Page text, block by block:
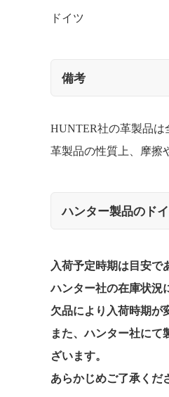
ドイツ
備考
HUNTER社の革製品は
革製品の性質上、摩擦
ハンター製品のド
入荷予定時期は目安で
ハンター社の在庫状況
欠品により入荷時期が
また、ハンター社にて
ざいます。
あらかじめご了承くだ